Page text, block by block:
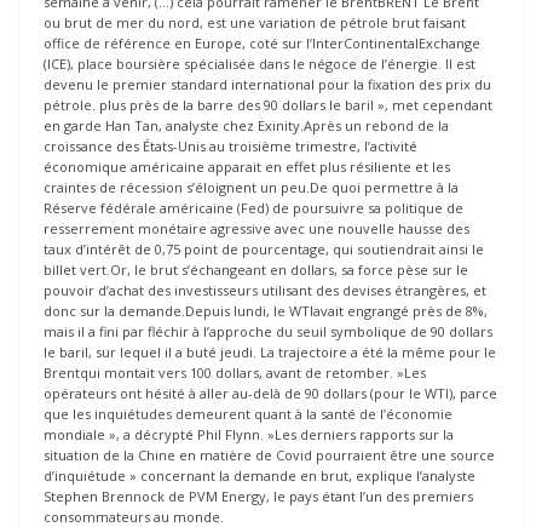
ou brut de mer du nord, est une variation de pétrole brut faisant
office de référence en Europe, coté sur l’InterContinentalExchange
(ICE), place boursière spécialisée dans le négoce de l’énergie. Il est
devenu le premier standard international pour la fixation des prix du
pétrole. plus près de la barre des 90 dollars le baril », met cependant
en garde Han Tan, analyste chez Exinity.Après un rebond de la
croissance des États-Unis au troisième trimestre, l’activité
économique américaine apparait en effet plus résiliente et les
craintes de récession s’éloignent un peu.De quoi permettre à la
Réserve fédérale américaine (Fed) de poursuivre sa politique de
resserrement monétaire agressive avec une nouvelle hausse des
taux d’intérêt de 0,75 point de pourcentage, qui soutiendrait ainsi le
billet vert.Or, le brut s’échangeant en dollars, sa force pèse sur le
pouvoir d’achat des investisseurs utilisant des devises étrangères, et
donc sur la demande.Depuis lundi, le WTIavait engrangé près de 8%,
mais il a fini par fléchir à l’approche du seuil symbolique de 90 dollars
le baril, sur lequel il a buté jeudi. La trajectoire a été la même pour le
Brentqui montait vers 100 dollars, avant de retomber. »Les
opérateurs ont hésité à aller au-delà de 90 dollars (pour le WTI), parce
que les inquiétudes demeurent quant à la santé de l’économie
mondiale », a décrypté Phil Flynn. »Les derniers rapports sur la
situation de la Chine en matière de Covid pourraient être une source
d’inquiétude » concernant la demande en brut, explique l’analyste
Stephen Brennock de PVM Energy, le pays étant l’un des premiers
consommateurs au monde.